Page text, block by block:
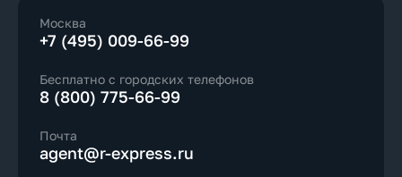
Москва
+7 (495) 009-66-99
Бесплатно с городских телефонов
8 (800) 775-66-99
Почта
agent@r-express.ru